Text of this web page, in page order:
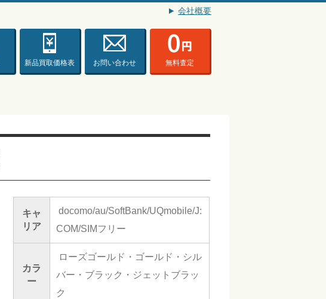
会社概要
新品買取価格表 お問い合わせ 無料査定
キャ
リア
docomo/au/SoftBank/UQmobile/J:
COM/SIMフリー
カラ
ー
ローズゴールド・ゴールド・シル
バー・ブラック・ジェットブラッ
ク